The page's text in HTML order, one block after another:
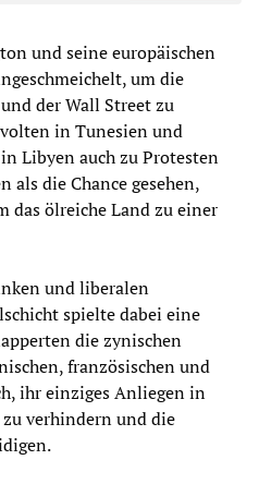
und seine europäischen
um die
der Wall Street zu
in Tunesien und
Libyen auch zu Protesten
als die Chance gesehen,
das ölreiche Land zu einer
und liberalen
spielte dabei eine
die zynischen
französischen und
ihr einziges Anliegen in
zu verhindern und die